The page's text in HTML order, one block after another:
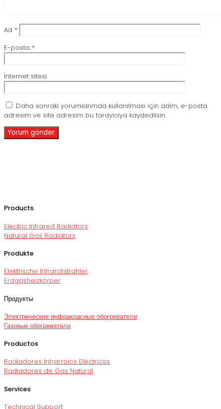
Ad *
E-posta *
İnternet sitesi
Daha sonraki yorumlarımda kullanılması için adım, e-posta
adresim ve site adresim bu tarayıcıya kaydedilsin.
Products
Electric Infrared Radiators
Natural Gas Radiators
Produkte
Elektrische Infrarotstrahler
Erdgasheizkörper
Продукты
Электрические инфракрасные обогреватели
Газовые обогреватели
Productos
Radiadores Infrarrojos Eléctricos
Radiadores de Gas Natural
Services
Technical Support